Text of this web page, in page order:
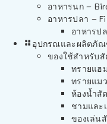
อาหารนก –
อาหารปลา –
อาหารป
อุปกรณและผลิตภัณ
ของใช้สำหรับสั
ทรายแฮ
ทรายแม
ห้องน้ำสั
ชามและ
ของเล่น